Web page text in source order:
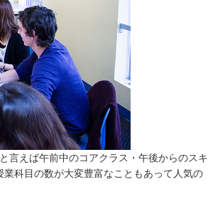
言えば午前中のコアクラス・午後からのスキ
科目の数が大変豊富なこともあって人気の